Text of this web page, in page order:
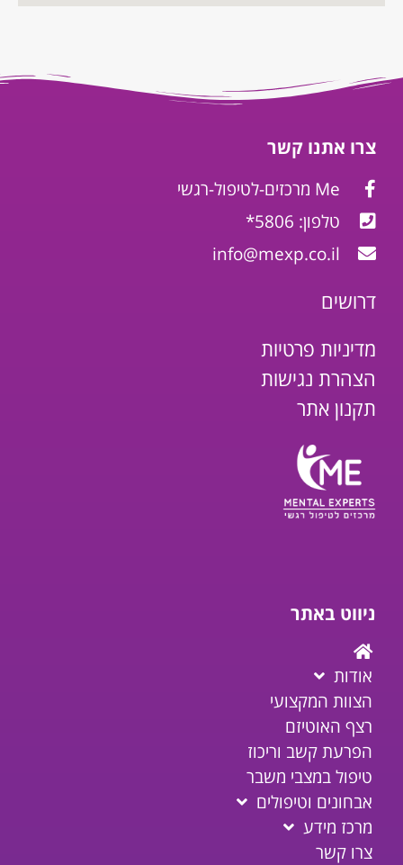
צרו אתנו קשר
Me מרכזים-לטיפול-רגשי
טלפון: 5806*
info@mexp.co.il
דרושים
מדיניות פרטיות
הצהרת נגישות
תקנון אתר
ניווט באתר
אודות
הצוות המקצועי
רצף האוטיזם
הפרעת קשב וריכוז
טיפול במצבי משבר
אבחונים וטיפולים
מרכז מידע
צרו קשר